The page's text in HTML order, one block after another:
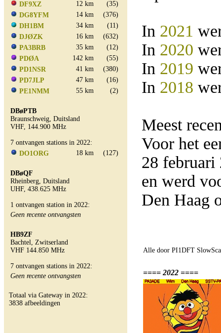
DF9XZ
12 km
(35)
DG8YFM
14 km
(376)
DH1BM
34 km
(11)
DJØZK
16 km
(632)
PA3BRB
35 km
(12)
PDØA
142 km
(55)
PD1NSR
41 km
(380)
PD7JLP
47 km
(16)
PE1NMM
55 km (2)
DBøPTB
Braunschweig, Duitsland
VHF, 144.900 MHz
7 ontvangen stations in 2022:
DO1ORG
18 km (127)
DBøQF
Rheinberg, Duitsland
UHF, 438.625 MHz
1 ontvangen station in 2022:
Geen recente ontvangsten
HB9ZF
Bachtel, Zwitserland
VHF 144.850 MHz
7 ontvangen stations in 2022:
Geen recente ontvangsten
Totaal via Gateway in 2022:
3838 afbeeldingen
In 2021
In 2020
In 2019
In 2018
Meest
Voor het
28
en werd
Den Haag
Alle door PI1DFT
==== 2022 ====